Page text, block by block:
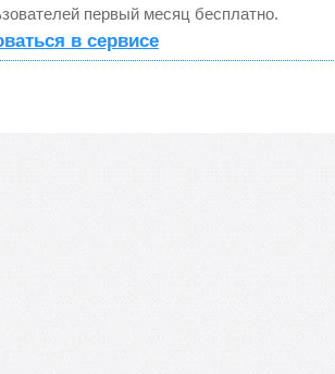
первый месяц бесплатно.
в сервисе